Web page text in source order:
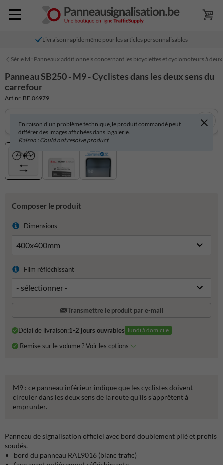
Livraison rapide même pour les articles personnalisables
Série M : Panneaux additionnels concernant les bicyclettes et cyclomoteurs à
Panneau SB250 - M9 - Cyclistes dans les deux sens du
carrefour
Art.nr. BE.06979
En raison d'un problème technique, le produit commandé peut
différer des images affichées dans la galerie.
Raison : Could not resolve product
Composer le produit
Dimensions
Film réfléchissant
Transmettre le produit par e-mail
Délai de livraison:1-2 jours ouvrables lundi à domicile
Remise sur le volume ? Voir les options
M9 : ce panneau inférieur indique que les cyclistes doivent
circuler dans les deux sens de la route qu'ils s'apprêtent à
emprunter.
Panneau de signalisation officiel avec bord doublement plié et profils
soudés.
bord du panneau RAL9016 (blanc trafic)